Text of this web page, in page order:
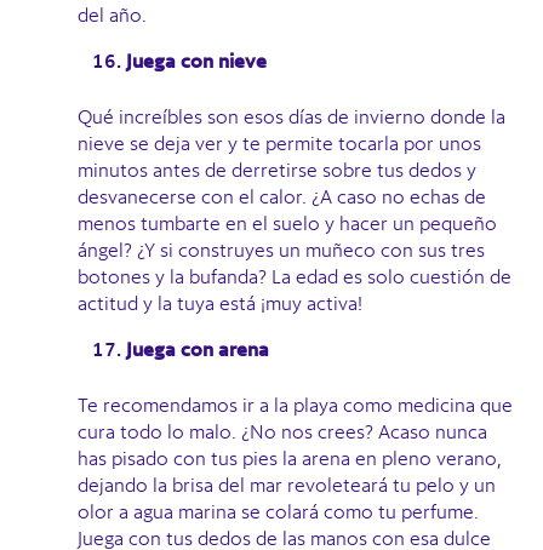
del año.
Juega con nieve
Qué increíbles son esos días de invierno donde la
nieve se deja ver y te permite tocarla por unos
minutos antes de derretirse sobre tus dedos y
desvanecerse con el calor. ¿A caso no echas de
menos tumbarte en el suelo y hacer un pequeño
ángel? ¿Y si construyes un muñeco con sus tres
botones y la bufanda? La edad es solo cuestión de
actitud y la tuya está ¡muy activa!
Juega con arena
Te recomendamos ir a la playa como medicina que
cura todo lo malo. ¿No nos crees? Acaso nunca
has pisado con tus pies la arena en pleno verano,
dejando la brisa del mar revoleteará tu pelo y un
olor a agua marina se colará como tu perfume.
Juega con tus dedos de las manos con esa dulce